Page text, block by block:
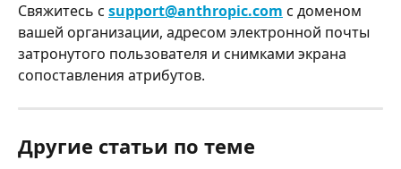
Свяжитесь с support@anthropic.com с доменом
вашей организации, адресом электронной почты
затронутого пользователя и снимками экрана
сопоставления атрибутов.
Другие статьи по теме